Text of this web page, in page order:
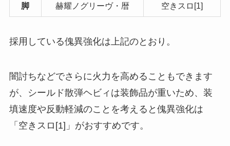
脚 赫耀ノグリーヴ・暦 空きスロ[1]
採用している傀異強化は上記のとおり。
闇討ちなどでさらに火力を高めることもできます
が、シールド散弾ヘビィは装飾品が重いため、装
填速度や反動軽減のことを考えると傀異強化は
「空きスロ[1]」がおすすめです。